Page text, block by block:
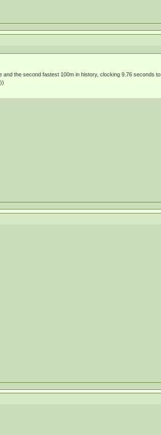
and the second fastest 100m in history, clocking 9.76 seconds